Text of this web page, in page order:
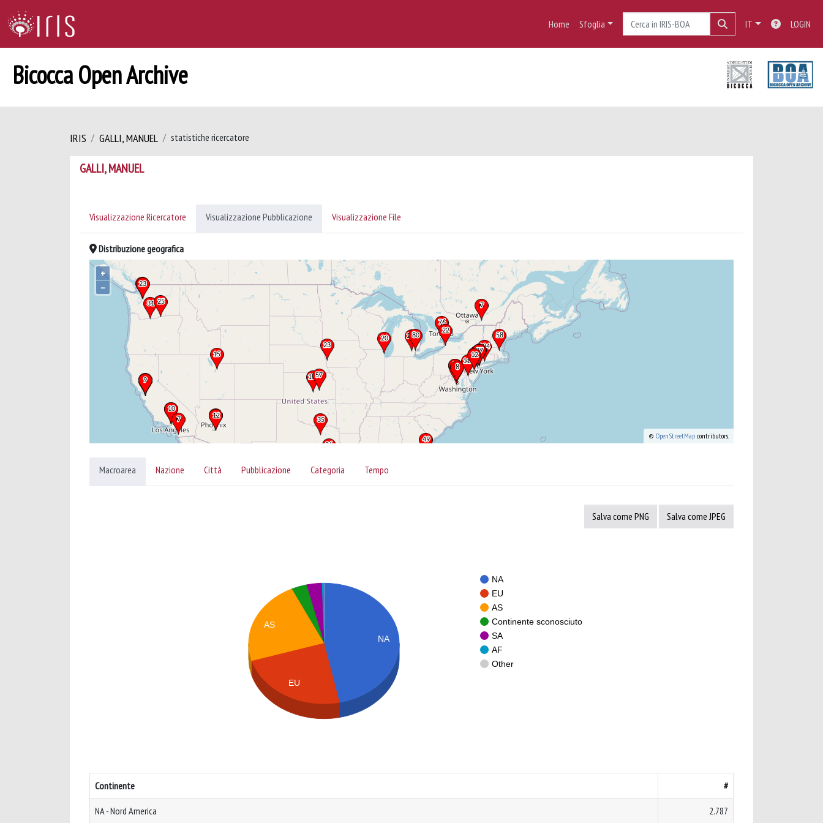
Home Sfoglia IT LOGIN
Bicocca Open Archive
IRIS GALLI, MANUEL statistiche ricercatore
GALLI, MANUEL
Visualizzazione Ricercatore Visualizzazione Pubblicazione Visualizzazione File
Distribuzione geografica
+
–
© OpenStreetMap contributors.
Macroarea Nazione Città Pubblicazione Categoria Tempo
Salva come PNG Salva come JPEG
NA
EU
AS
Continente sconosciuto
SA
AF
Other
NA
AS
EU
Continente #
NA - Nord America 2.787